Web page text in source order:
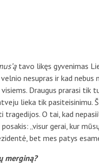
tavo likęs gyvenimas
nesupras ir kad
Draugus prarasi tik
lieka tik pasiteisinimu.
O tai, kad
„visur gerai, kur
bet mes patys
merginą?